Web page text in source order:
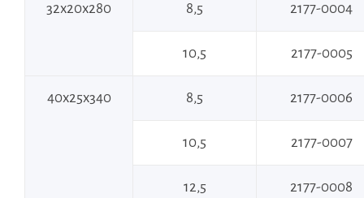
32х20х280 8,5 2177-0004
10,5 2177-0005
40х25х340 8,5 2177-0006
10,5 2177-0007
12,5 2177-0008